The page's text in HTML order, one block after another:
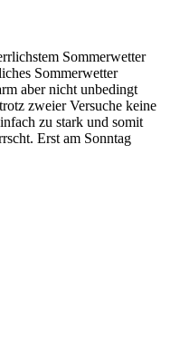
Sommerwetter
Sommerwetter
aber nicht unbedingt
zweier Versuche keine
zu stark und somit
Erst am Sonntag